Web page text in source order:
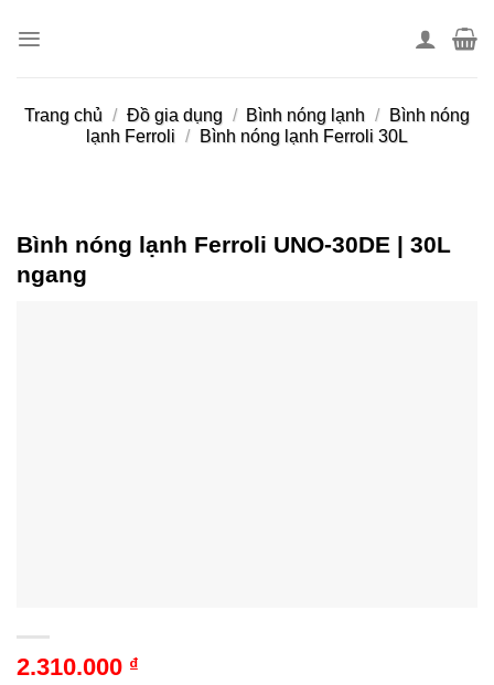
Trang chủ / Đồ gia dụng / Bình nóng lạnh /
Bình nóng
lạnh Ferroli / Bình nóng lạnh Ferroli 30L
Bình nóng lạnh Ferroli UNO-30DE | 30L
ngang
2.310.000 ₫